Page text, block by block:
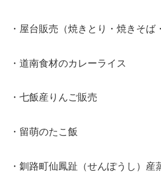
・屋台販売（焼きとり・焼きそば
・道南食材のカレーライス
・七飯産りんご販売
・留萌のたこ飯
・釧路町仙鳳趾（せんぽうし）産